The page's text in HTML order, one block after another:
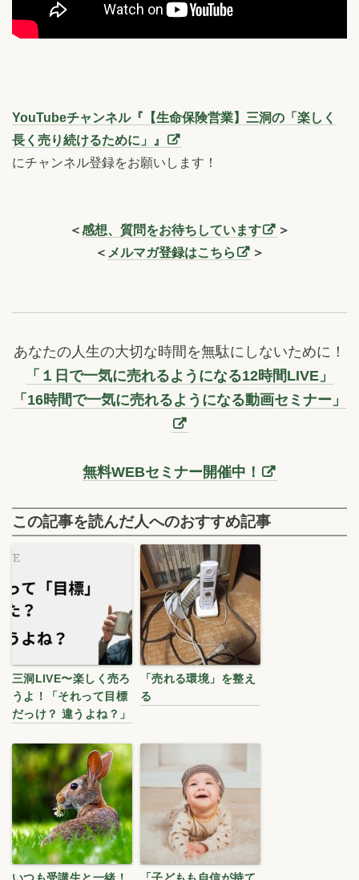
YouTubeチャンネル『【生命保険営業】三洞の「楽しく
長く売り続けるために」』
にチャンネル登録をお願いします！
＜感想、質問をお待ちしています
＞
＜ メルマガ登録はこちら ＞
あなたの人生の大切な時間を無駄にしないために！
「１日で一気に売れるようになる12時間LIVE」
「16時間で一気に売れるようになる動画セミナー」
無料WEBセミナー開催中！
この記事を読んだ人へのおすすめ記事
三洞LIVE〜楽しく売ろ
うよ！「それって目標
だっけ？ 違うよね？」
「売れる環境」を整え
る